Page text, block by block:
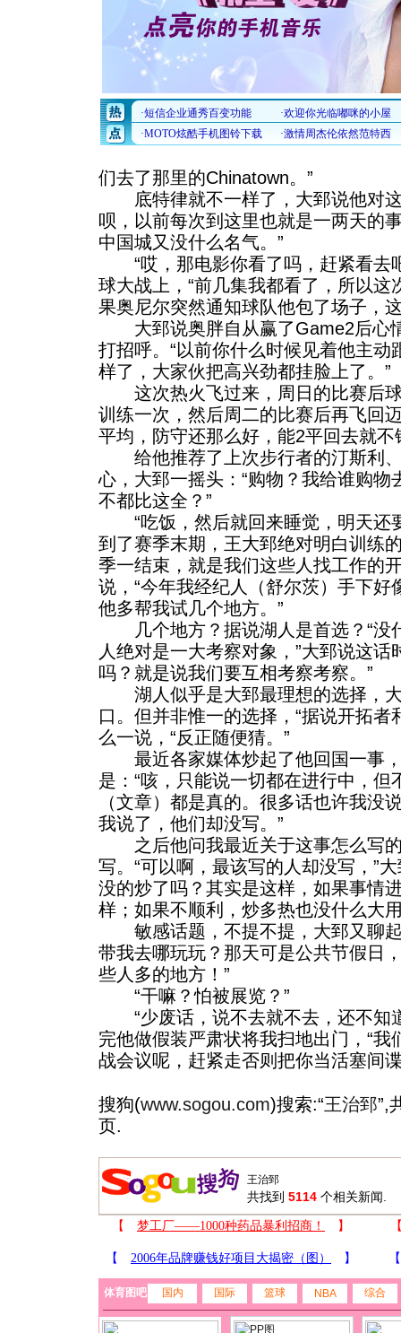
们去了那里的Chinatown。”
底特律就不一样了，大郅说他对这
呗，以前每次到这里也就是一两天的
中国城又没什么名气。”
“哎，那电影你看了吗，赶紧看去
球大战上，“前几集我都看了，所以这
果奥尼尔突然通知球队他包了场子，
大郅说奥胖自从赢了Game2后心
打招呼。“以前你什么时候见着他主动
样了，大家伙把高兴劲都挂脸上了。”
这次热火飞过来，周日的比赛后球
训练一次，然后周二的比赛后再飞回
平均，防守还那么好，能2平回去就不
给他推荐了上次步行者的汀斯利、
心，大郅一摇头：“购物？我给谁购物
不都比这全？”
“吃饭，然后就回来睡觉，明天还
到了赛季末期，王大郅绝对明白训练
季一结束，就是我们这些人找工作的
说，“今年我经纪人（舒尔茨）手下好
他多帮我试几个地方。”
几个地方？据说湖人是首选？“没
人绝对是一大考察对象，”大郅说这话
吗？就是说我们要互相考察考察。”
湖人似乎是大郅最理想的选择，大
口。但并非惟一的选择，“据说开拓者
么一说，“反正随便猜。”
最近各家媒体炒起了他回国一事，
是：“咳，只能说一切都在进行中，但
（文章）都是真的。很多话也许我没
我说了，他们却没写。”
之后他问我最近关于这事怎么写的
写。“可以啊，最该写的人却没写，”
没的炒了吗？其实是这样，如果事情
样；如果不顺利，炒多热也没什么大
敏感话题，不提不提，大郅又聊起
带我去哪玩玩？那天可是公共节假日
些人多的地方！”
“干嘛？怕被展览？”
“少废话，说不去就不去，还不知
完他做假装严肃状将我扫地出门，“我
战会议呢，赶紧走否则把你当活塞间
搜狗(www.sogou.com)搜索:“王治郅”,
页.
共找到 5114 个相关新闻.
体育图吧 国内 国际 篮球 NBA 综合